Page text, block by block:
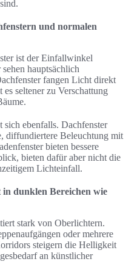
und normalen
ist der Einfallwinkel
hauptsächlich
fangen Licht direkt
seltener zu Verschattung
ebenfalls. Dachfenster
diffundiertere Beleuchtung mit
bieten bessere
bieten dafür aber nicht die
Lichteinfall.
dunklen Bereichen wie
stark von Oberlichtern.
oder mehrere
steigern die Helligkeit
an künstlicher